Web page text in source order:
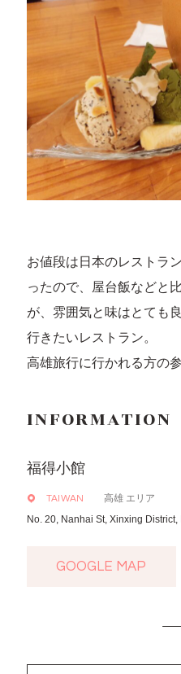
お値段は日本のレストラ
ったので、屋台飯などと
が、雰囲気と味はとても
行きたいレストラン。
高雄旅行に行かれる方の
INFORMATION
福得小館
TAIWAN
高雄 エリア
No. 20, Nanhai St, Xinxing
GOOGLE MAP
GOOGLE MAP